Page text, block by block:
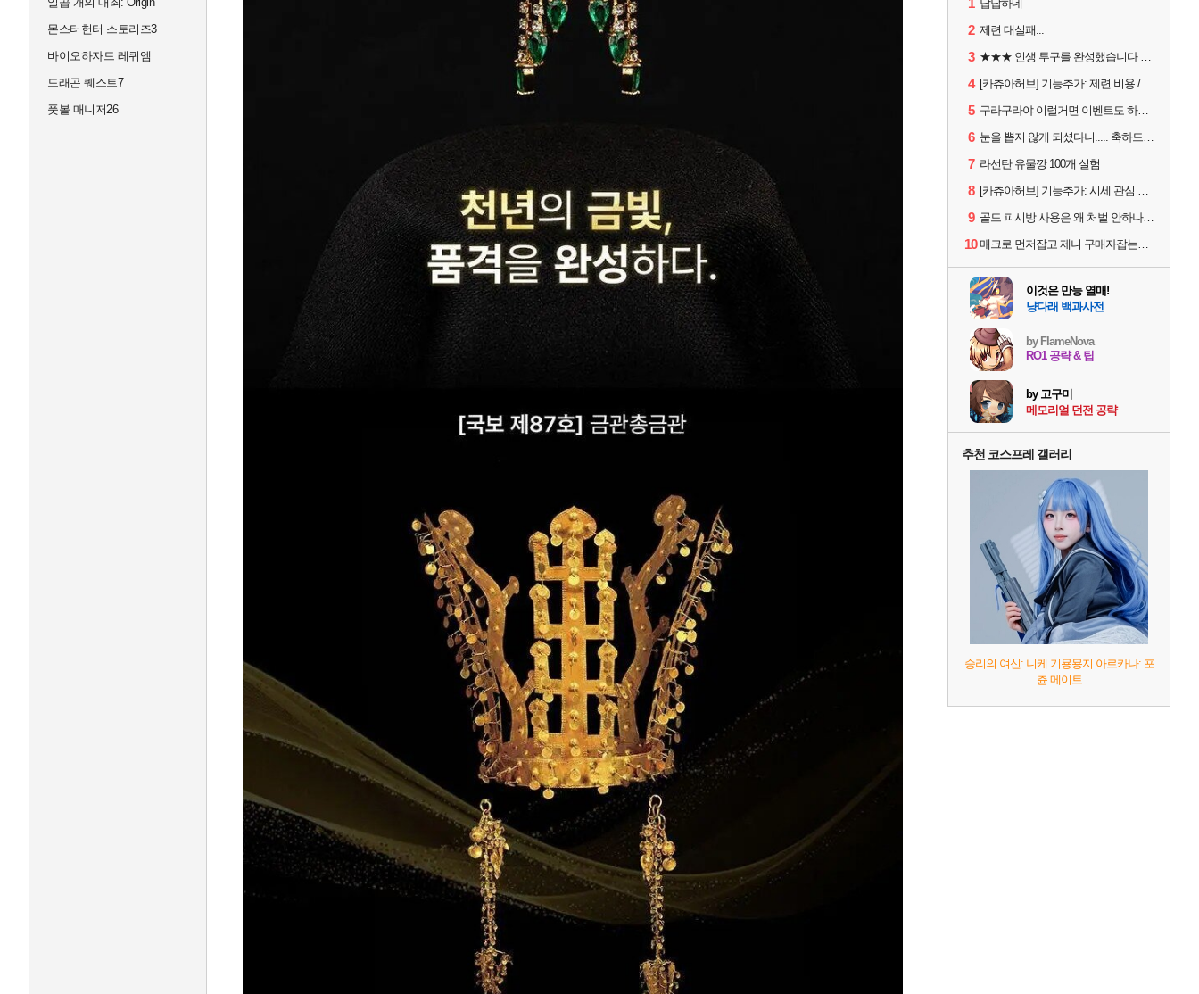
몬스터헌터 스토리즈3
바이오하자드 레퀴엠
드래곤 퀘스트7
풋볼 매니저26
1 답답하네
2 제련 대실패...
3 ★★★ 인생 투구를 완성했습니다 ★★★
4 [카츄아허브] 기능추가: 제련 비용 / 데미지 시뮬레이터 8월 5일자 아이템 반영
5 구라구라야 이럴거면 이벤트도 하루 연장해라 직장인들 1일차 버리게 하지말고?
6 눈을 뽑지 않게 되셨다니..... 축하드립니다.
7 라선탄 유물깡 100개 실험
8 [카츄아허브] 기능추가: 시세 관심 목록 / 인챈트 빨간약
9 골드 피시방 사용은 왜 처벌 안하나요?
10 매크로 먼저잡고 제니 구매자잡는게 맞는 순서아님?
이것은 만능 열매!
냥다래 백과사전
by FlameNova
RO1 공략 & 팁
by 고구미
메모리얼 던전 공략
추천 코스프레 갤러리
승리의 여신: 니케 기묭묭지 아르카나: 포
츈 메이트